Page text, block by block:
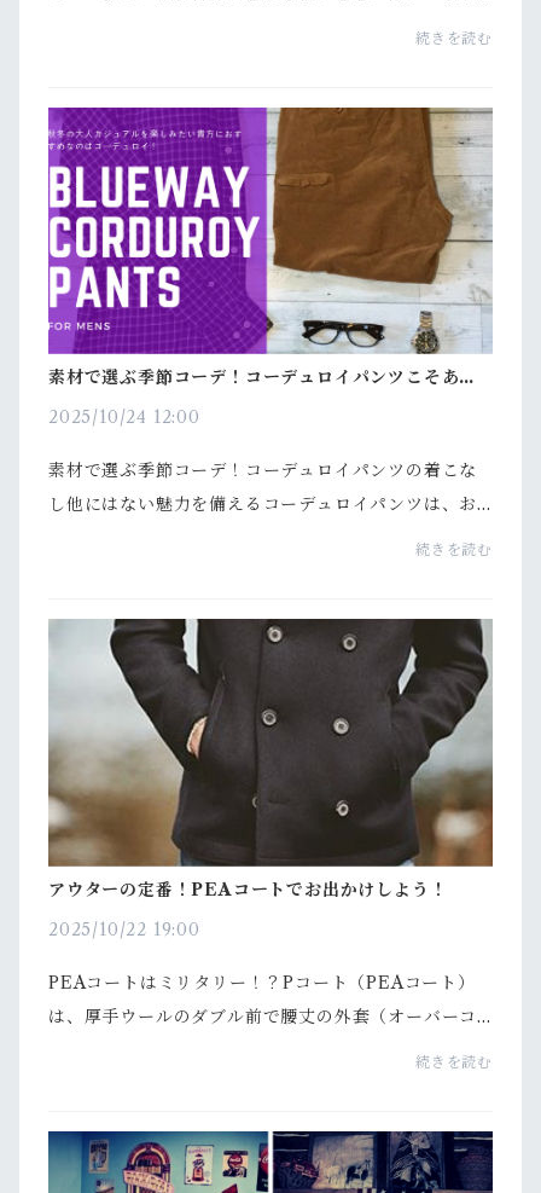
か？色合いはアースカラーなどが多くなりますよね。
続きを読む
素材で選ぶ季節コーデ！コーデュロイパンツこそあな
2025/10/24 12:00
素材で選ぶ季節コーデ！コーデュロイパンツの着こな
し他にはない魅力を備えるコーデュロイパンツは、お
しゃれ上級者を中心にジワジワ注目を集めています。
続きを読む
アウターの定番！PEAコートでお出かけしよう！
2025/10/22 19:00
PEAコートはミリタリー！？Pコート（PEAコート）
は、厚手ウールのダブル前で腰丈の外套（オーバーコ
ート）です。 19世紀末からイギリス海軍が艦上用の軍
続きを読む